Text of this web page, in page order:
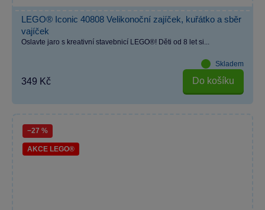
LEGO® Iconic 40808 Velikonoční zajíček, kuřátko a sběr
vajíček
Oslavte jaro s kreativní stavebnicí LEGO®! Děti od 8 let si...
Skladem
349 Kč Do košíku
−27 %
AKCE LEGO®